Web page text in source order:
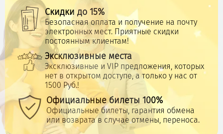
Скидки до 15%
Безопасная оплата и получение на почту
электронных мест. Приятные скидки
постоянным клиентам!
Эксклюзивные места
Эксклюзивные и VIP предложения, которых
нет в открытом доступе, а только у нас от
1500 Руб.!
Официальные билеты 100%
Официальные билеты, гарантия обмена
или возврата в случае отмены, переноса.